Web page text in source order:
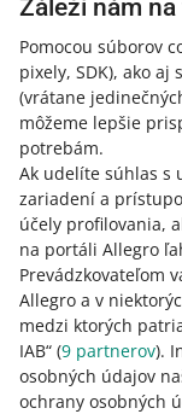
Záleží nám
Pomocou súborov
pixely, SDK), ako aj
(vrátane
môžeme lepšie
potrebám.
Ak udelíte súhlas s
zariadení a
účely profilovania,
na portáli Allegro
Prevádzkovateľom
Allegro a v
medzi ktorých
IAB“ (9 partnerov).
osobných údajov
ochrany osobných
Ak sme podľa
spojiť ponuku
úprave
[zmeniť
nahlásiť nám
Čo sa stane, ak
Vo vašich
ako tie, ktoré sú
pre kupujúcich
Pri prácach na
ponukami a
ponuky a produkt